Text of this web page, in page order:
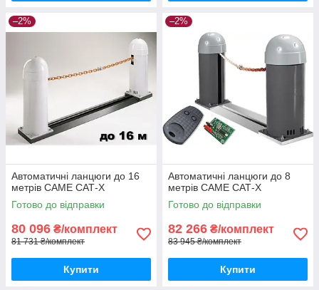
–2%
Автоматичні ланцюги до 16
метрів CAME САТ-X
Готово до відправки
80 096 ₴/комплект
81 731 ₴/комплект
Купити
–2%
Автоматичні ланцюги до 8
метрів CAME САТ-X
Готово до відправки
82 266 ₴/комплект
83 945 ₴/комплект
Купити